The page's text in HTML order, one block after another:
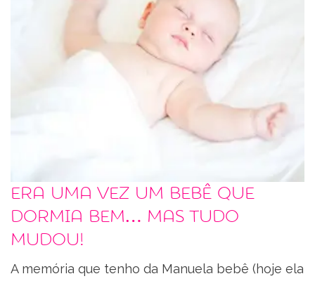
Era uma vez um bebê que
dormia bem… mas tudo
mudou!
A memória que tenho da Manuela bebê (hoje ela